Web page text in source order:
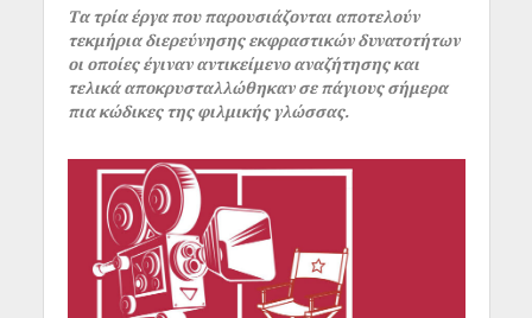
Τα τρία έργα που παρουσιάζονται αποτελούν
τεκμήρια διερεύνησης εκφραστικών δυνατοτήτων
οι οποίες έγιναν αντικείμενο αναζήτησης και
τελικά αποκρυσταλλώθηκαν σε πάγιους σήμερα
πια κώδικες της φιλμικής γλώσσας.